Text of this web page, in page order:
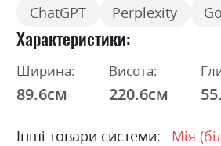
ChatGPT Perplexity
Характеристики
Ширина:
89.6см
Висота:
220.6см
Інші товари системи: Мія